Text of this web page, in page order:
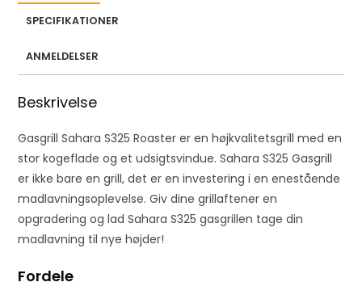
r
e
s
t
o
j
o
i
t
SPECIFIKATIONER
ANMELDELSER
Beskrivelse
Gasgrill Sahara S325 Roaster er en højkvalitetsgrill med en
stor kogeflade og et udsigtsvindue. Sahara S325 Gasgrill
er ikke bare en grill, det er en investering i en enestående
madlavningsoplevelse. Giv dine grillaftener en
opgradering og lad Sahara S325 gasgrillen tage din
madlavning til nye højder!
Fordele